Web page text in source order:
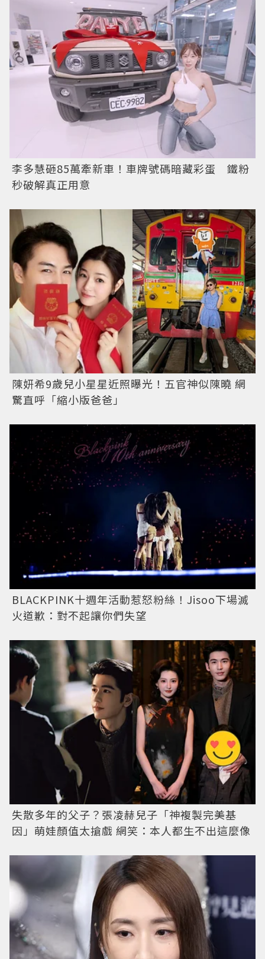
李多慧砸85萬牽新車！車牌號碼暗藏彩蛋 鐵粉
秒破解真正用意
陳妍希9歲兒小星星近照曝光！五官神似陳曉 網
驚直呼「縮小版爸爸」
BLACKPINK十週年活動惹怒粉絲！Jisoo下場滅
火道歉：對不起讓你們失望
失散多年的父子？張凌赫兒子「神複製完美基
因」萌娃顏值太搶戲 網笑：本人都生不出這麼像